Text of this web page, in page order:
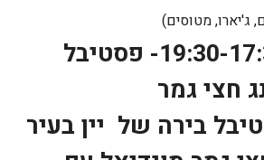
ג'יארו, מטוסים)
19:30-- פסטיבל
חצי גמר
בירה של יין בעיר